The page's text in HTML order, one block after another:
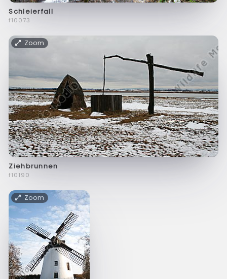
Schleierfall
f10073
Zoom
Ziehbrunnen
f10190
Zoom